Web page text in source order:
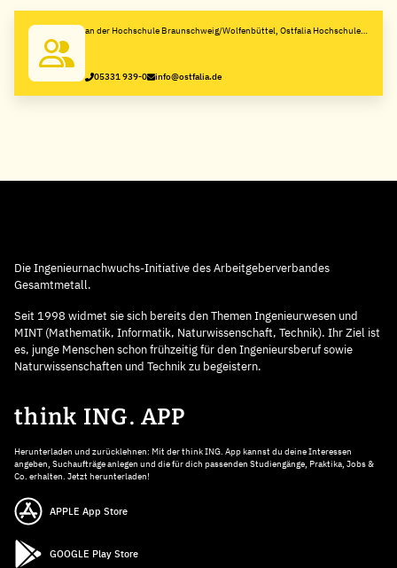
an der Hochschule Braunschweig/Wolfenbüttel, Ostfalia Hochschule
05331 939-0 info@ostfalia.de
Die Ingenieurnachwuchs-Initiative des Arbeitgeberverbandes
Gesamtmetall.
Seit 1998 widmet sie sich bereits den Themen Ingenieurwesen und
MINT (Mathematik, Informatik, Naturwissenschaft, Technik). Ihr Ziel ist
es, junge Menschen schon frühzeitig für den Ingenieursberuf sowie
Naturwissenschaften und Technik zu begeistern.
think ING. APP
Herunterladen und zurücklehnen: Mit der think ING. App kannst du deine Interessen
angeben, Suchaufträge anlegen und die für dich passenden Studiengänge, Praktika, Jobs &
Co. erhalten. Jetzt herunterladen!
APPLE App Store
GOOGLE Play Store